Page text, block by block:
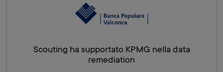
Scouting ha supportato KPMG nella data
remediation